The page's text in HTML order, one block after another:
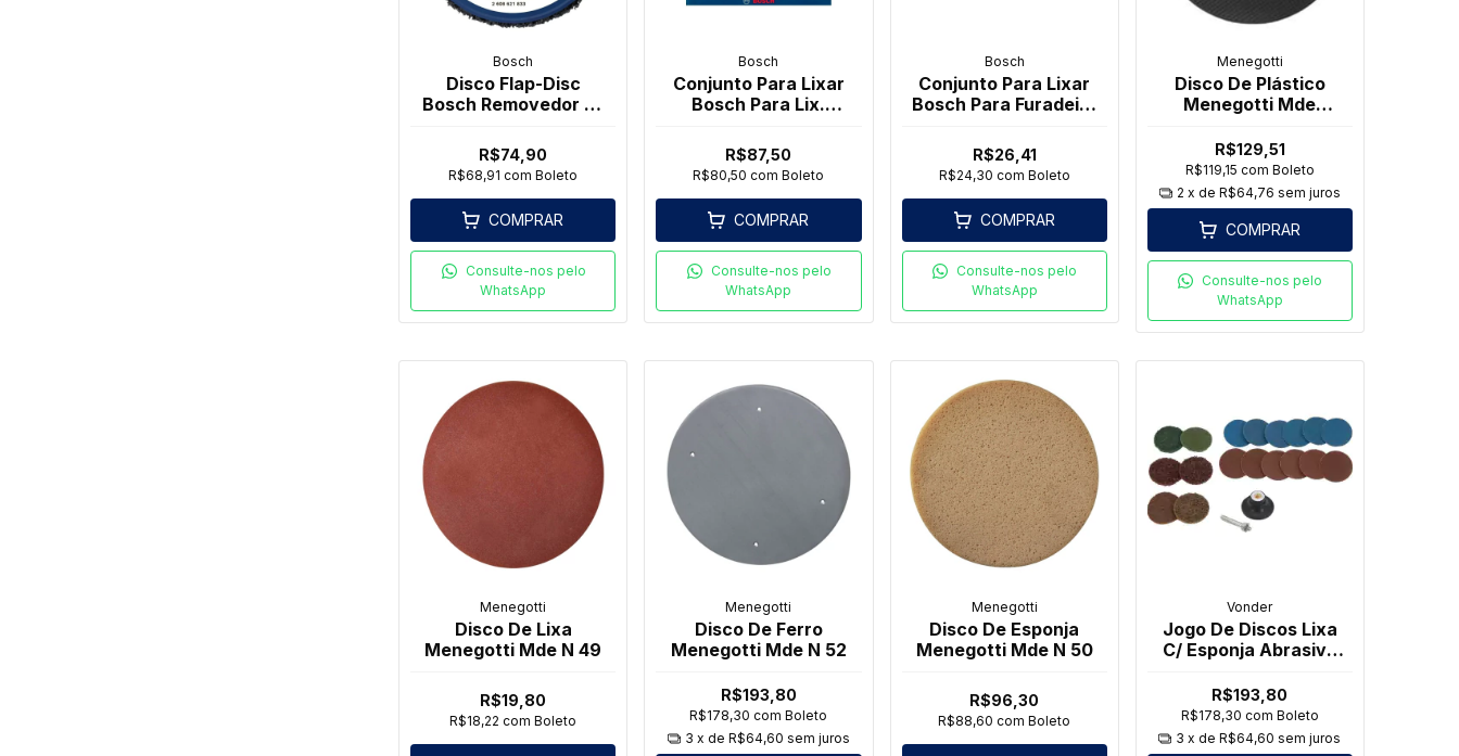
Bosch
Disco Flap-Disc
Bosch Removedor X-
R$74,90
R$68,91com Boleto
COMPRAR
Consulte-nos pelo
WhatsApp
Bosch
Conjunto Para Lixar
Bosch Para Lix.
07Pcs
R$87,50
R$80,50com Boleto
COMPRAR
Consulte-nos pelo
WhatsApp
Bosch
Conjunto Para Lixar
Bosch Para Furadeira
R$26,41
R$24,30 com Boleto
COMPRAR
Consulte-nos pelo
WhatsApp
Menegotti
Disco De Plástico
Menegotti Mde
R$129,51
R$119,15 com Boleto
2 x de R$64,76 sem juros
COMPRAR
Consulte-nos pelo
WhatsApp
Menegotti
Disco De Lixa
Menegotti Mde N 49
R$19,80
R$18,22com Boleto
Menegotti
Disco De Ferro
Menegotti Mde N 52
R$193,80
R$178,30com Boleto
3 x de R$64,60 sem juros
Menegotti
Disco De Esponja
Menegotti Mde N 50
R$96,30
R$88,60com Boleto
Vonder
Jogo De Discos Lixa
C/ Esponja Abrasiva
Vonder
R$193,80
R$178,30 com Boleto
3 x deR$64,60 sem juros